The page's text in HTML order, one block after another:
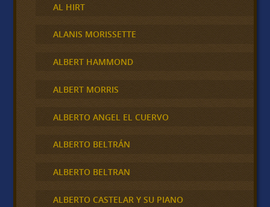
AL HIRT
ALANIS MORISSETTE
ALBERT HAMMOND
ALBERT MORRIS
ALBERTO ANGEL EL CUERVO
ALBERTO BELTRÁN
ALBERTO BELTRAN
ALBERTO CASTELAR Y SU PIANO